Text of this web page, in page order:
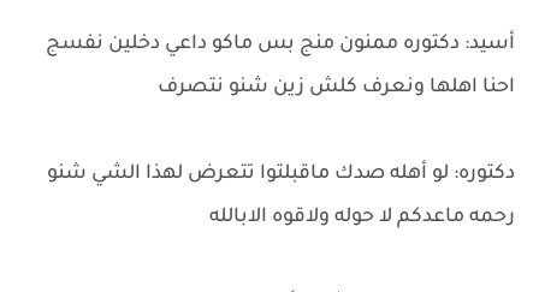
أسيد: دكتوره ممنون منج بس ماكو داعي دخلين نفسج
احنا اهلها ونعرف كلش زين شنو نتصرف
دكتوره: لو أهله صدك ماقبلتوا تتعرض لهذا الشي شنو
رحمه ماعدكم لا حوله ولاقوه الابالله